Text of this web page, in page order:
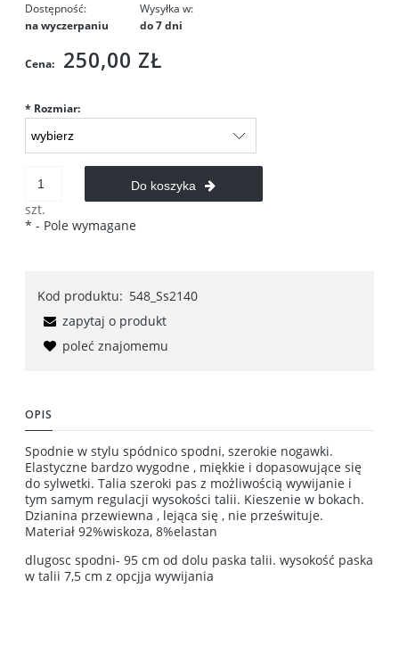
Dostępność:
na wyczerpaniu
Wysyłka w:
do 7 dni
Cena: 250,00 ZŁ
* Rozmiar:
szt.
Do koszyka
* - Pole wymagane
Kod produktu: 548_Ss2140
zapytaj o produkt
poleć znajomemu
OPIS
Spodnie w stylu spódnico spodni, szerokie nogawki.
Elastyczne bardzo wygodne , miękkie i dopasowujące się
do sylwetki. Talia szeroki pas z możliwością wywijanie i
tym samym regulacji wysokości talii. Kieszenie w bokach.
Dzianina przewiewna , lejąca się , nie prześwituje.
Materiał 92%wiskoza, 8%elastan
dlugosc spodni- 95 cm od dolu paska talii. wysokość paska
w talii 7,5 cm z opcjja wywijania